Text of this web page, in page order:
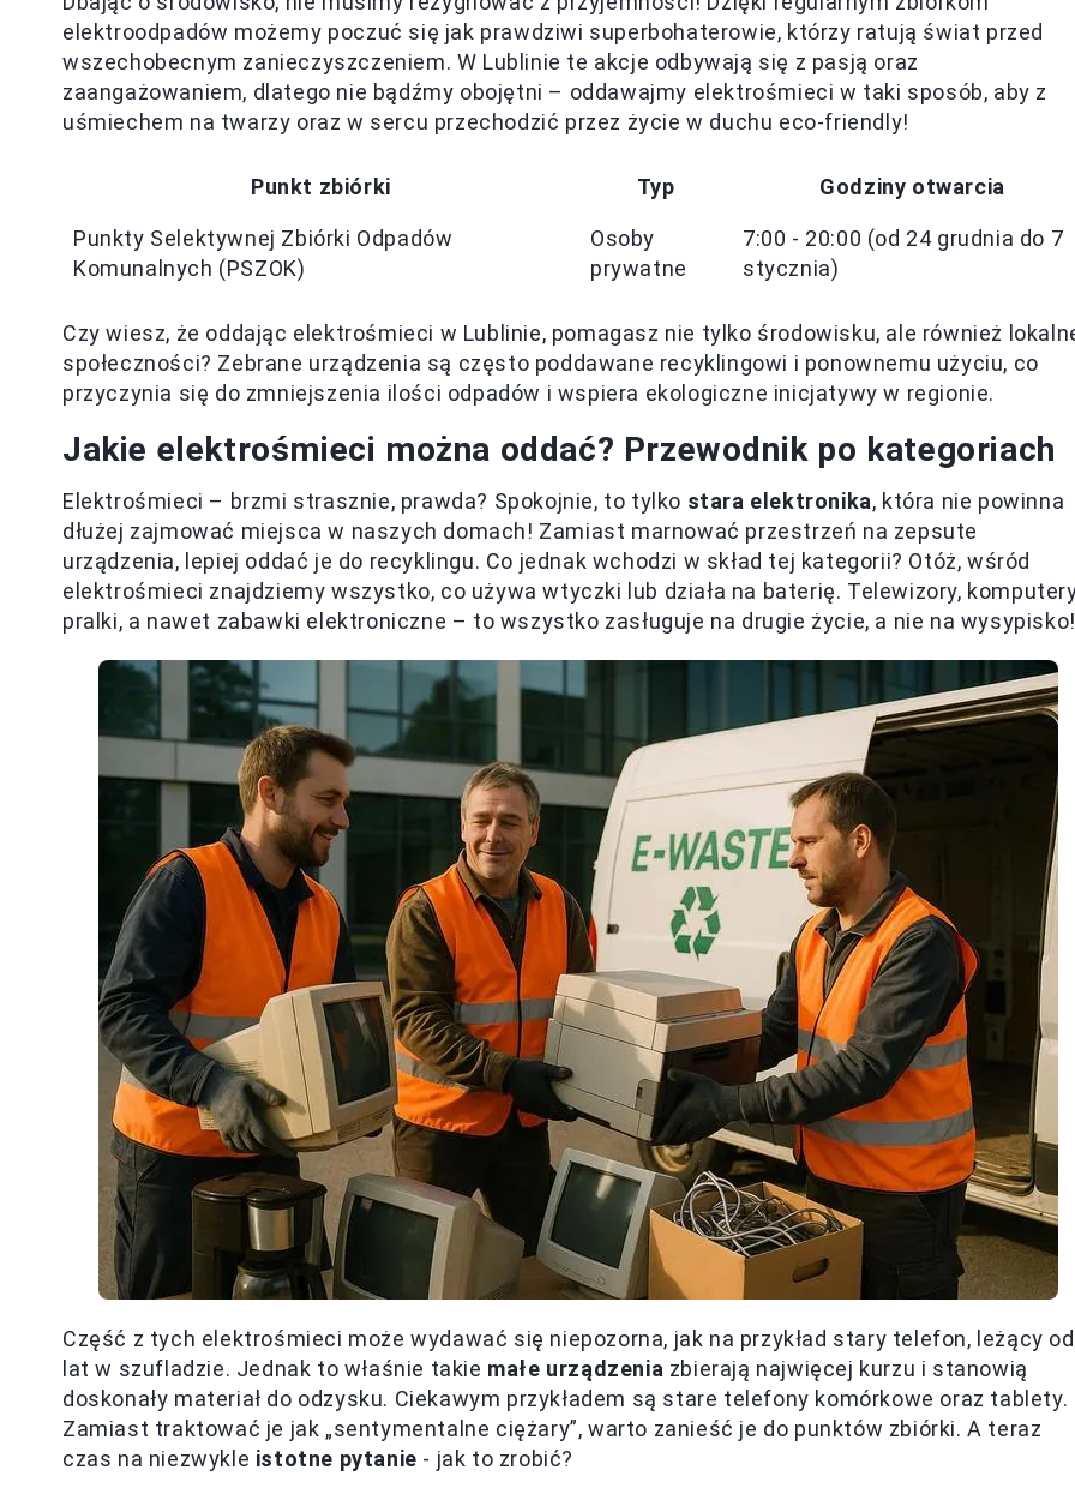
elektroodpadów możemy poczuć się jak prawdziwi superbohaterowie, którzy ratują świat przed
wszechobecnym zanieczyszczeniem. W Lublinie te akcje odbywają się z pasją oraz
zaangażowaniem, dlatego nie bądźmy obojętni – oddawajmy elektrośmieci w taki sposób, aby z
uśmiechem na twarzy oraz w sercu przechodzić przez życie w duchu eco-friendly!
Punkt zbiórki Typ Godziny otwarcia
Punkty Selektywnej Zbiórki Odpadów
Komunalnych (PSZOK)
Osoby
prywatne
7:00 - 20:00 (od 24 grudnia do 7
stycznia)
Czy wiesz, że oddając elektrośmieci w Lublinie, pomagasz nie tylko środowisku, ale również
społeczności? Zebrane urządzenia są często poddawane recyklingowi i ponownemu użyciu, co
przyczynia się do zmniejszenia ilości odpadów i wspiera ekologiczne inicjatywy w regionie.
Jakie elektrośmieci można oddać? Przewodnik po kategoriach
Elektrośmieci – brzmi strasznie, prawda? Spokojnie, to tylko stara elektronika, która nie powinna
dłużej zajmować miejsca w naszych domach! Zamiast marnować przestrzeń na zepsute
urządzenia, lepiej oddać je do recyklingu. Co jednak wchodzi w skład tej kategorii? Otóż, wśród
elektrośmieci znajdziemy wszystko, co używa wtyczki lub działa na baterię. Telewizory,
pralki, a nawet zabawki elektroniczne – to wszystko zasługuje na drugie życie, a nie na wysypisko!
Część z tych elektrośmieci może wydawać się niepozorna, jak na przykład stary telefon, leżący od
lat w szufladzie. Jednak to właśnie takie małe urządzenia zbierają najwięcej kurzu i stanowią
doskonały materiał do odzysku. Ciekawym przykładem są stare telefony komórkowe oraz tablety.
Zamiast traktować je jak „sentymentalne ciężary”, warto zanieść je do punktów zbiórki. A teraz
czas na niezwykle istotne pytanie - jak to zrobić?